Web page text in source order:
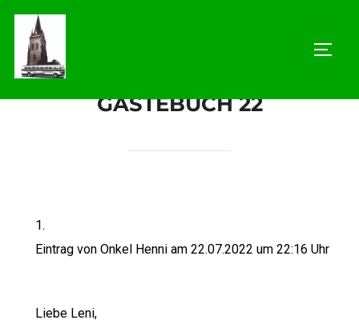
GÄSTEBUCH 22
Eintrag von Onkel Henni am 22.07.2022 um 22:16 Uhr
Liebe Leni,